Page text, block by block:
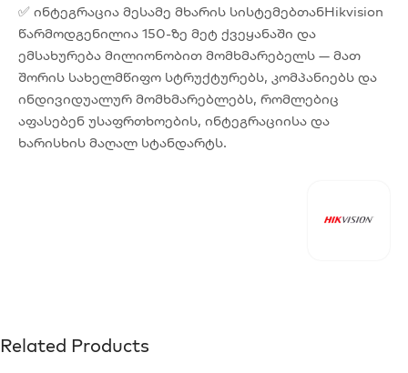
✅ ინტეგრაცია მესამე მხარის სისტემებთანHikvision
წარმოდგენილია 150-ზე მეტ ქვეყანაში და
ემსახურება მილიონობით მომხმარებელს — მათ
შორის სახელმწიფო სტრუქტურებს, კომპანიებს და
ინდივიდუალურ მომხმარებლებს, რომლებიც
აფასებენ უსაფრთხოების, ინტეგრაციისა და
ხარისხის მაღალ სტანდარტს.
Related Products